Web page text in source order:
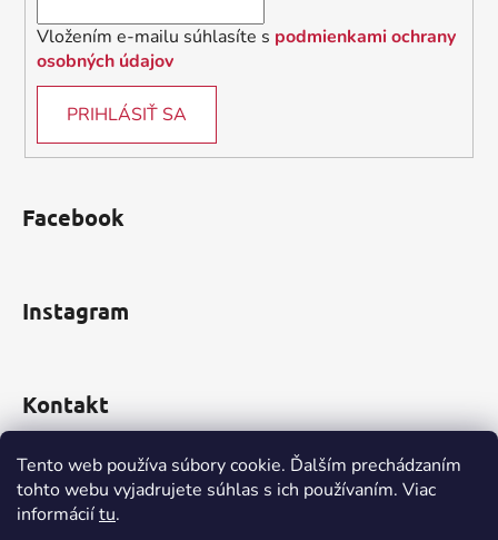
Tento web používa súbory cookie. Ďalším prechádzaním
tohto webu vyjadrujete súhlas s ich používaním. Viac
informáciítu.
Vložením e-mailu súhlasíte s podmienkami ochrany
osobných údajov
PRIHLÁSIŤ SA
Facebook
Instagram
Kontakt
obchod@incomp.sk
0910 999 552